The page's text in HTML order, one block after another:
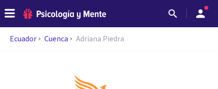
Ecuador Cuenca Adriana Piedra